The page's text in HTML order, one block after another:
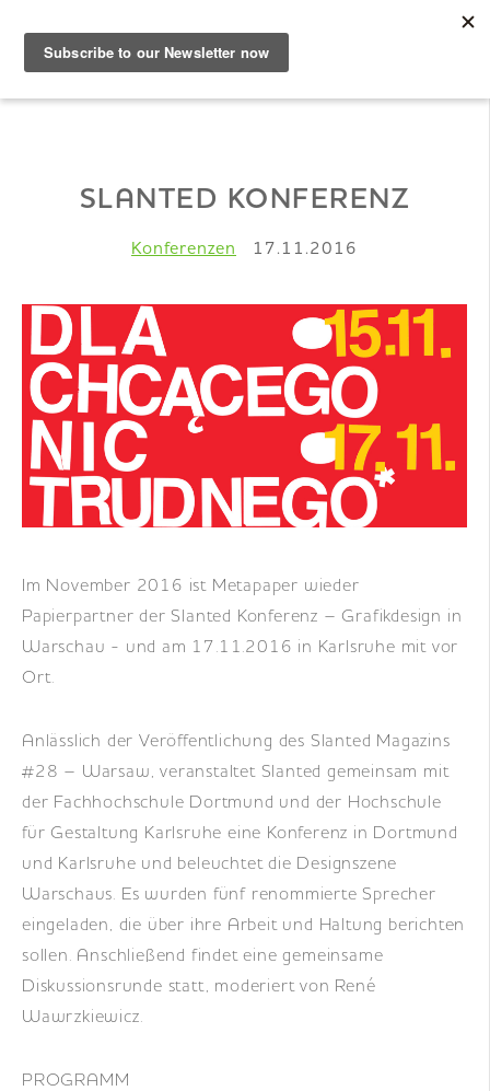
Papiere
Production
Wissen
DE| EN| FR
SLANTED KONFERENZ
Konferenzen 17.11.2016
Im November 2016 ist Metapaper wieder
Papierpartner der Slanted Konferenz – Grafikdesign in
Warschau - und am 17.11.2016 in Karlsruhe mit vor
Ort.
Anlässlich der Veröffentlichung des Slanted Magazins
#28 – Warsaw, veranstaltet Slanted gemeinsam mit
der Fachhochschule Dortmund und der Hochschule
für Gestaltung Karlsruhe eine Konferenz in Dortmund
und Karlsruhe und beleuchtet die Designszene
Warschaus. Es wurden fünf renommierte Sprecher
eingeladen, die über ihre Arbeit und Haltung berichten
sollen. Anschließend findet eine gemeinsame
Diskussionsrunde statt, moderiert von René
Wawrzkiewicz.
PROGRAMM